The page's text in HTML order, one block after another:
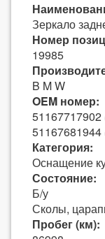
Зеркало
Номер
19985
B M W
OEM номер:
51167717902
51167681944
Категория:
Оснащение
Состояние:
Б/у
Сколы,
Пробег (км):